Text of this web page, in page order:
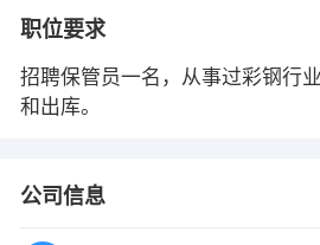
职位要求
招聘保管员一名，从事过彩钢行
和出库。
公司信息